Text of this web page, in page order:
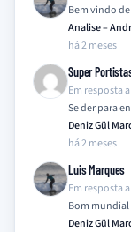
Bem vindo
Analise –
há 2 meses
Super
Em resposta a
Se der para
Deniz Gül
há 2 meses
Luis Marques
Em resposta a
Bom
Deniz Gül